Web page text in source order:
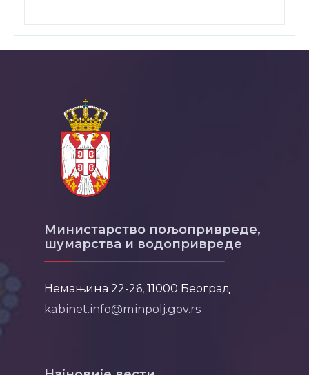
Министарство пољопривреде,
шумарства и водопривреде
Немањина 22-26, 11000 Београд
kabinet.info@minpolj.gov.rs